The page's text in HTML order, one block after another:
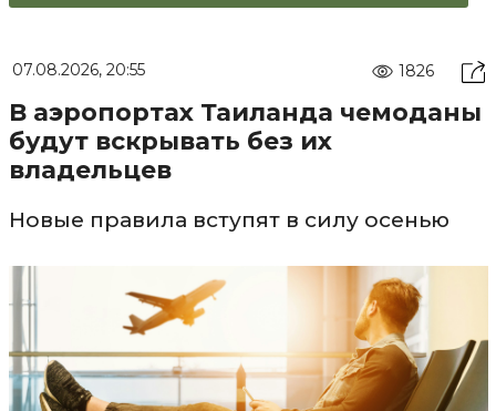
07.08.2026, 20:55 1826
В аэропортах Таиланда чемоданы
будут вскрывать без их
владельцев
Новые правила вступят в силу осенью